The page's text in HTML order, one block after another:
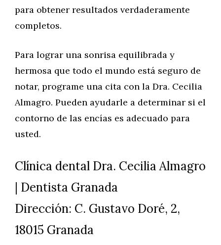
para obtener resultados verdaderamente
completos.
Para lograr una sonrisa equilibrada y
hermosa que todo el mundo está seguro de
notar, programe una cita con la Dra. Cecilia
Almagro. Pueden ayudarle a determinar si el
contorno de las encías es adecuado para
usted.
Clínica dental Dra. Cecilia Almagro
| Dentista Granada
Dirección: C. Gustavo Doré, 2,
18015 Granada